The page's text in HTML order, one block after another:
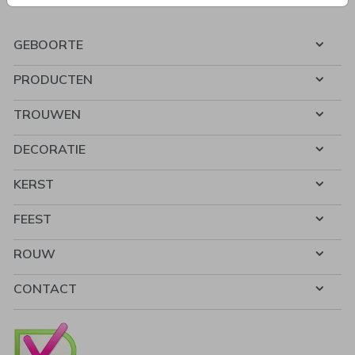
GEBOORTE
PRODUCTEN
TROUWEN
DECORATIE
KERST
FEEST
ROUW
CONTACT